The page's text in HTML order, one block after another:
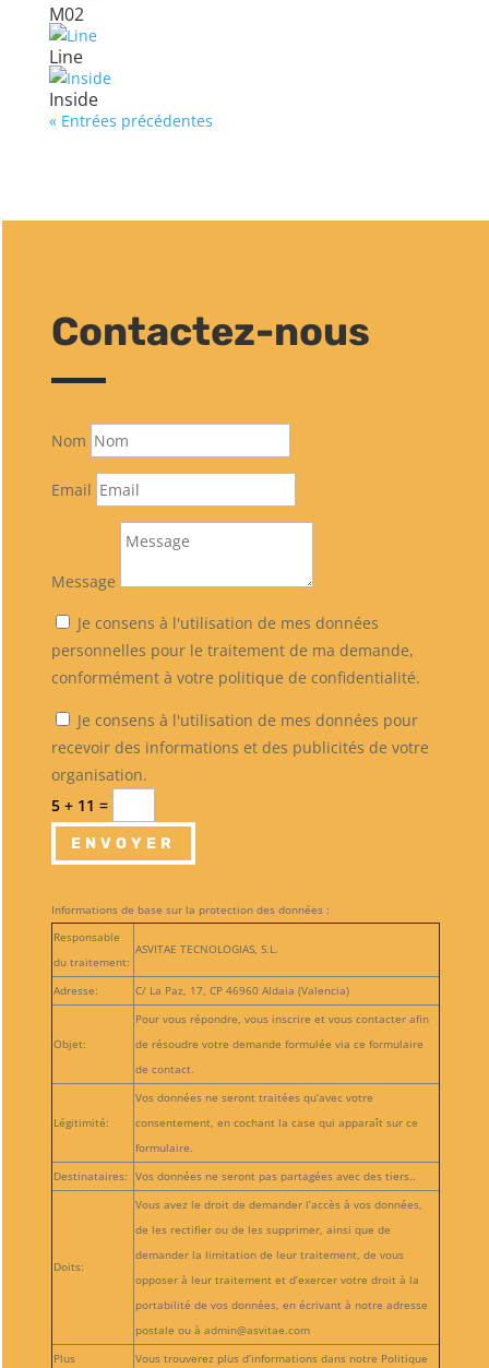
M02
Line
Inside
« Entrées précédentes
Contactez-nous
Nom
Email
Message
Je consens à l'utilisation de mes données
personnelles pour le traitement de ma demande,
conformément à votre politique de confidentialité.
Je consens à l'utilisation de mes données pour
recevoir des informations et des publicités de votre
organisation.
5 + 11 =
ENVOYER
Informations de base sur la protection des données :
Responsable
du traitement:
ASVITAE TECNOLOGIAS, S.L.
Adresse: C/ La Paz, 17, CP 46960 Aldaia (Valencia)
Objet:
Pour vous répondre, vous inscrire et vous contacter afin
de résoudre votre demande formulée via ce formulaire
de contact.
Légitimité:
Vos données ne seront traitées qu’avec votre
consentement, en cochant la case qui apparaît sur ce
formulaire.
Destinataires: Vos données ne seront pas partagées avec des tiers..
Doits:
Vous avez le droit de demander l’accès à vos données,
de les rectifier ou de les supprimer, ainsi que de
demander la limitation de leur traitement, de vous
opposer à leur traitement et d’exercer votre droit à la
portabilité de vos données, en écrivant à notre adresse
postale ou à admin@asvitae.com
Plus
Vous trouverez plus d’informations dans notre Politique